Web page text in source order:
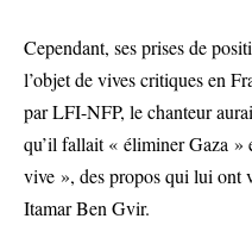
Cependant, ses prises de
l’objet de vives critiques en
par LFI-NFP, le chanteur
qu’il fallait « éliminer Gaza »
vive », des propos qui lui ont
Itamar Ben Gvir.